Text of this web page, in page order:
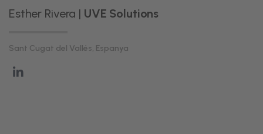
Esther Rivera | UVE Solutions
Sant Cugat del Vallés, Espanya